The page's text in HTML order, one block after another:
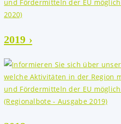
2019 ›